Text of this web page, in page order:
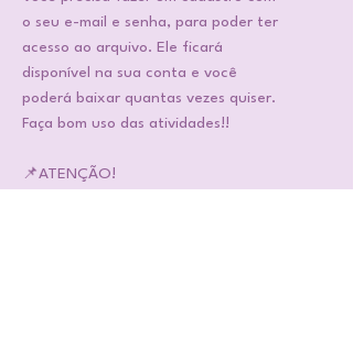
o seu e-mail e senha, para poder ter
acesso ao arquivo. Ele ficará
disponível na sua conta e você
poderá baixar quantas vezes quiser.
Faça bom uso das atividades!!
📌ATENÇÃO!